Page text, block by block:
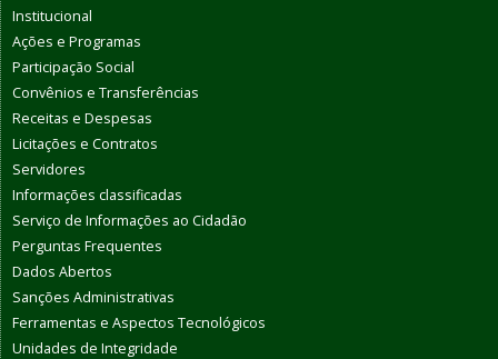
Institucional
Ações e Programas
Participação Social
Convênios e Transferências
Receitas e Despesas
Licitações e Contratos
Servidores
Informações classificadas
Serviço de Informações ao Cidadão
Perguntas Frequentes
Dados Abertos
Sanções Administrativas
Ferramentas e Aspectos Tecnológicos
Unidades de Integridade